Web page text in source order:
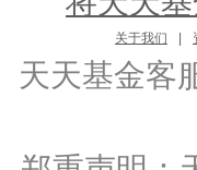
关于我们
天天基金客